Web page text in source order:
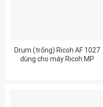
Drum (trống) Ricoh AF 1027
dùng cho máy Ricoh MP